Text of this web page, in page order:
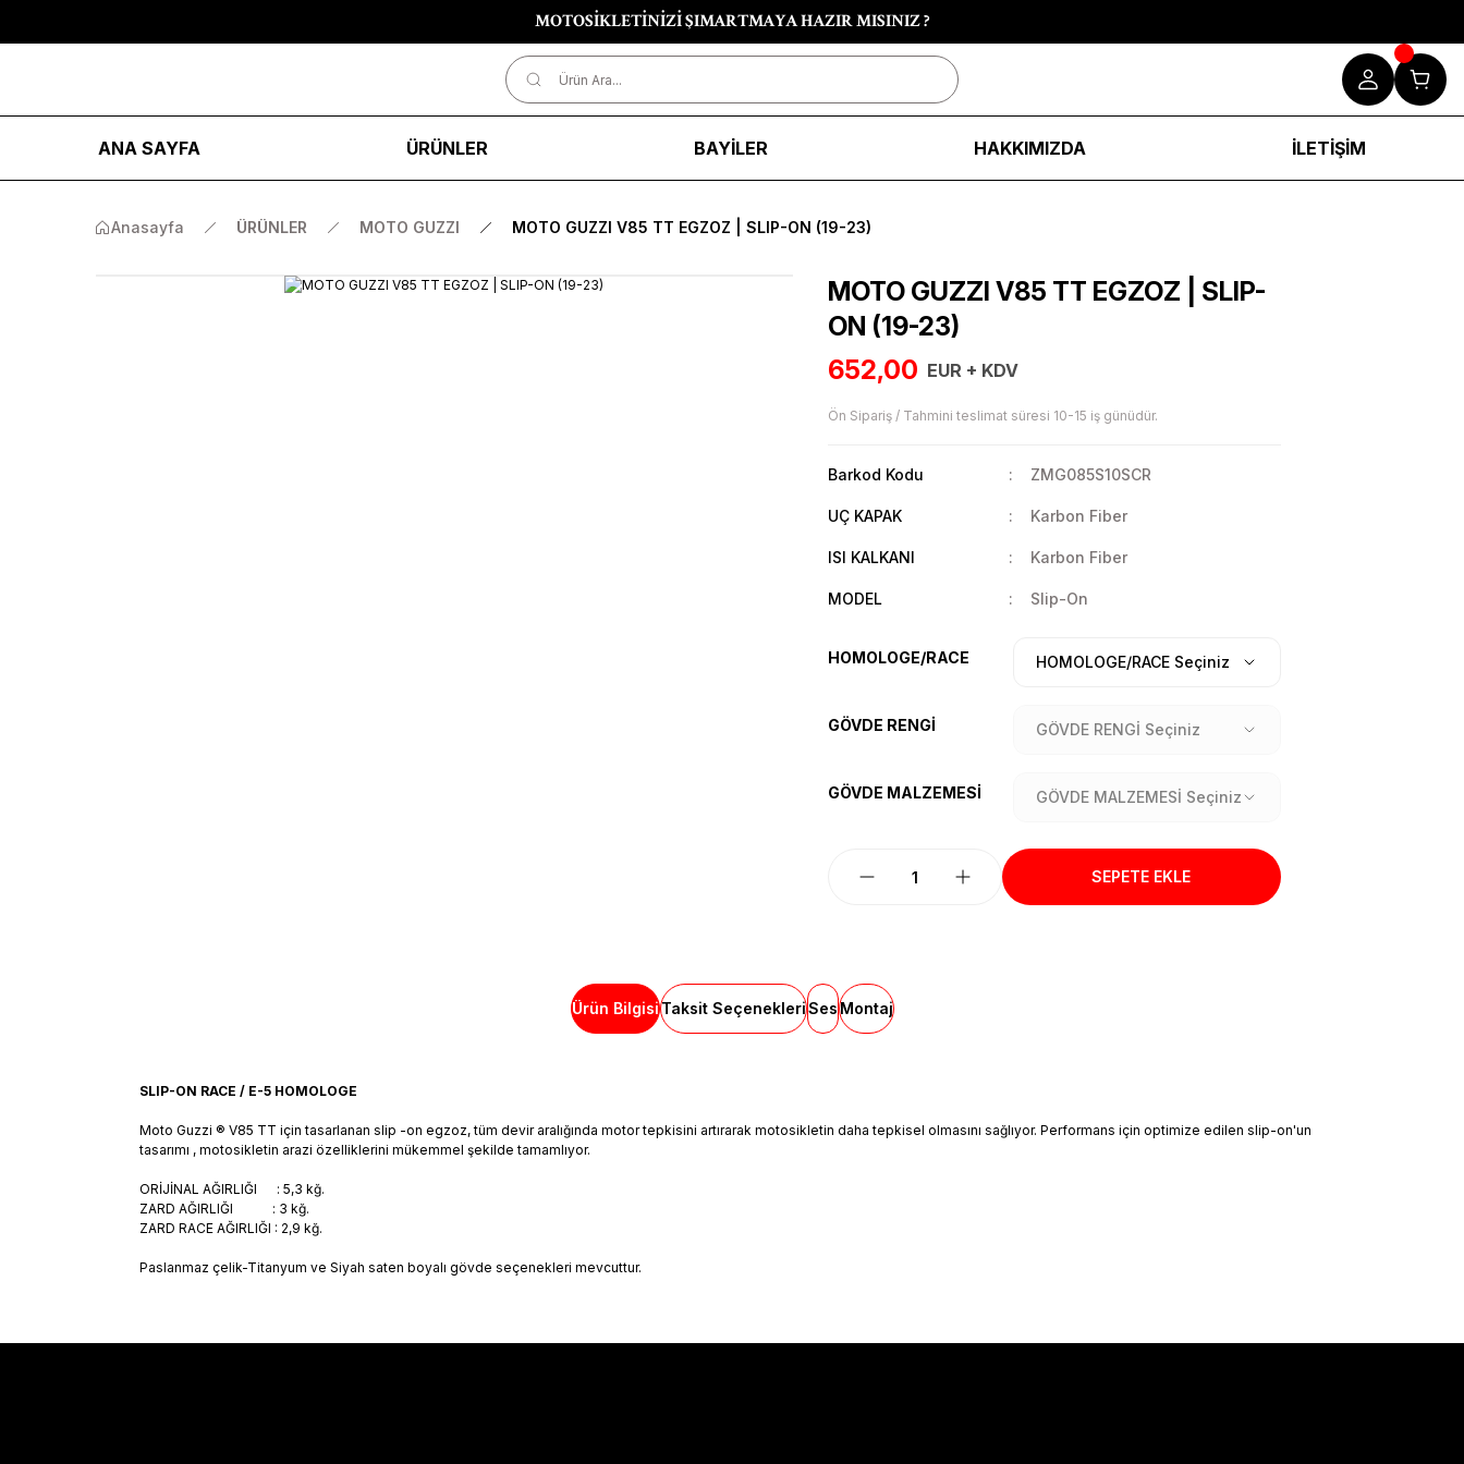
MOTOSİKLETİNİZİ ŞIMARTMAYA HAZIR MISINIZ ?
ANA SAYFA ÜRÜNLER BAYİLER HAKKIMIZDA İLETİŞİM
Anasayfa ÜRÜNLER MOTO GUZZI MOTO GUZZI V85 TT EGZOZ | SLIP-ON (19-23)
MOTO GUZZI V85 TT EGZOZ | SLIP-
ON (19-23)
652,00 EUR + KDV
Ön Sipariş / Tahmini teslimat süresi 10-15 iş günüdür.
Barkod Kodu ZMG085S10SCR
UÇ KAPAK Karbon Fiber
ISI KALKANI Karbon Fiber
MODEL Slip-On
HOMOLOGE/RACE
GÖVDE RENGİ
GÖVDE MALZEMESİ
SEPETE EKLE
Ürün BilgisiTaksit SeçenekleriSesMontaj
SLIP-ON RACE / E-5 HOMOLOGE
Moto Guzzi ® V85 TT için tasarlanan slip -on egzoz, tüm devir aralığında motor tepkisini artırarak motosikletin daha tepkisel olmasını sağlıyor. Performans için optimize edilen slip-on'un
tasarımı , motosikletin arazi özelliklerini mükemmel şekilde tamamlıyor.
ORİJİNAL AĞIRLIĞI : 5,3 kğ.
ZARD AĞIRLIĞI : 3 kğ.
ZARD RACE AĞIRLIĞI : 2,9 kğ.
Paslanmaz çelik-Titanyum ve Siyah saten boyalı gövde seçenekleri mevcuttur.